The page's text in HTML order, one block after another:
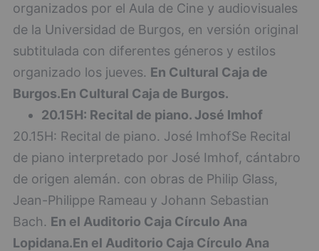
organizados por el Aula de Cine y audiovisuales
de la Universidad de Burgos, en versión original
subtitulada con diferentes géneros y estilos
organizado los jueves. En Cultural Caja de
Burgos.En Cultural Caja de Burgos.
20.15H: Recital de piano. José Imhof
20.15H: Recital de piano. José ImhofSe Recital
de piano interpretado por José Imhof, cántabro
de origen alemán. con obras de Philip Glass,
Jean-Philippe Rameau y Johann Sebastian
Bach. En el Auditorio Caja Círculo Ana
Lopidana.En el Auditorio Caja Círculo Ana